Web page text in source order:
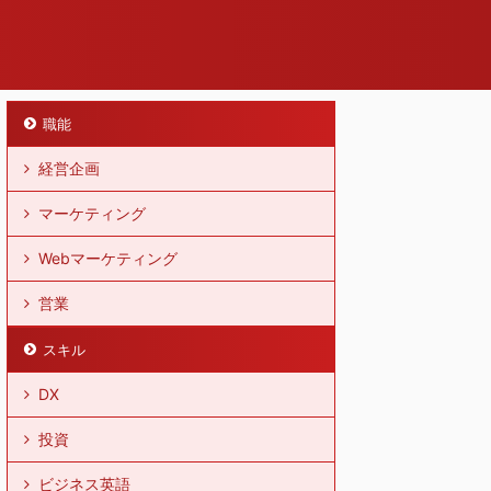
職能
経営企画
マーケティング
Webマーケティング
営業
スキル
DX
投資
ビジネス英語